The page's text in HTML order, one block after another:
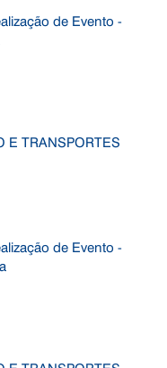
de Evento -
de Evento -